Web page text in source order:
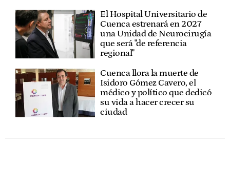
El Hospital Universitario de
Cuenca estrenará en 2027
una Unidad de Neurocirugía
que será "de referencia
regional"
Cuenca llora la muerte de
Isidoro Gómez Cavero, el
médico y político que dedicó
su vida a hacer crecer su
ciudad